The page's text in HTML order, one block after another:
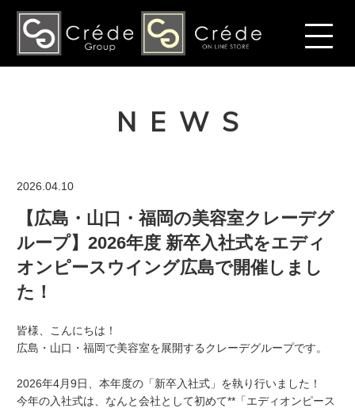
NEWS
2026.04.10
【広島・山口・福岡の美容室クレーデグ
ループ】2026年度 新卒入社式をエディ
オンピースウイング広島で開催しまし
た！
皆様、こんにちは！
広島・山口・福岡で美容室を展開するクレーデグループです。
2026年4月9日、本年度の「新卒入社式」を執り行いました！
今年の入社式は、なんと会社として初めて**「エディオンピース